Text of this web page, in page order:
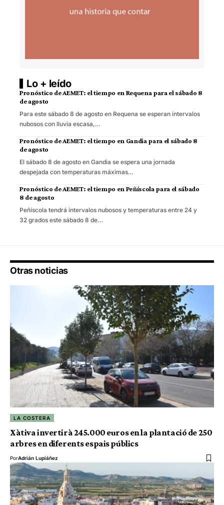
Lo + leído
Pronóstico de AEMET: el tiempo en Requena para el sábado 8
de agosto
Para este sábado 8 de agosto en Requena se esperan intervalos
nubosos con lluvia escasa,…
Pronóstico de AEMET: el tiempo en Gandia para el sábado 8
de agosto
El sábado 8 de agosto en Gandia se espera una jornada
despejada con temperaturas máximas…
Pronóstico de AEMET: el tiempo en Peñíscola para el sábado
8 de agosto
Peñíscola tendrá intervalos nubosos y temperaturas entre 24 y
32 grados este sábado 8 de…
Otras noticias
LA COSTERA
Xàtiva invertirà 245.000 euros en la plantació de 250
arbres en diferents espais públics
PorAdrián Lupiáñez